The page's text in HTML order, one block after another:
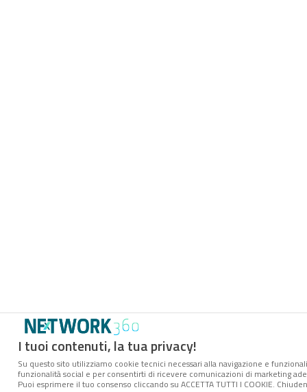
I tuoi contenuti, la tua privacy!
Su questo sito utilizziamo cookie tecnici necessari alla navigazione e
funzionalità social e per consentirti di ricevere comunicazioni di marketing
Puoi esprimere il tuo consenso cliccando su ACCETTA TUTTI I COOKIE.